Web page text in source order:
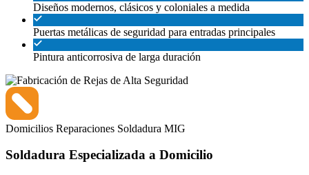
Diseños modernos, clásicos y coloniales a medida
Puertas metálicas de seguridad para entradas principales
Pintura anticorrosiva de larga duración
Domicilios Reparaciones Soldadura MIG
Soldadura Especializada a Domicilio